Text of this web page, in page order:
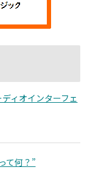
ィオインターフェ
て何？”